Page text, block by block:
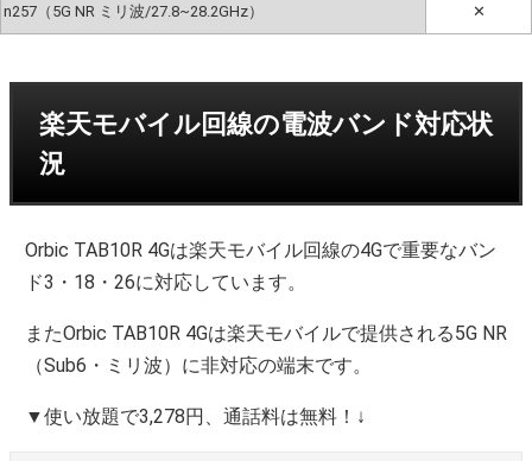
n257（5G NR ミリ波/27.8~28.2GHz） ✕
楽天モバイル回線の電波バンド対応状
況
Orbic TAB10R 4Gは楽天モバイル回線の4Gで重要なバン
ド3・18・26に対応しています。
またOrbic TAB10R 4Gは楽天モバイルで提供される5G NR
（Sub6・ミリ波）に非対応の端末です。
▼使い放題で3,278円、通話料は無料！↓